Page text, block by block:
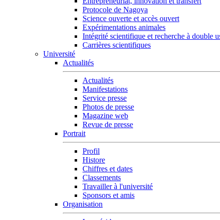
Protocole de Nagoya
Science ouverte et accès ouvert
Expérimentations animales
Intégrité scientifique et recherche à double
Carrières scientifiques
Université
Actualités
Actualités
Manifestations
Service presse
Photos de presse
Magazine web
Revue de presse
Portrait
Profil
Histore
Chiffres et dates
Classements
Travailler à l'université
Sponsors et amis
Organisation